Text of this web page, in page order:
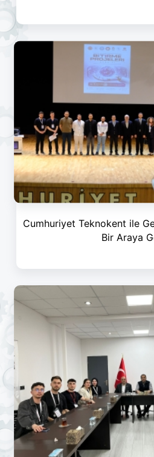
Cumhuriyet Teknokent ile
Bir Araya